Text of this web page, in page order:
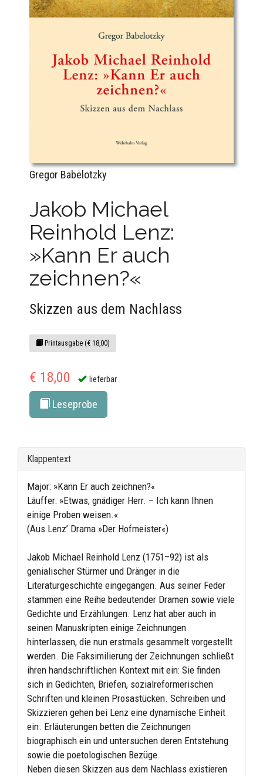
Gregor Babelotzky
Jakob Michael
Reinhold Lenz:
»Kann Er auch
zeichnen?«
Skizzen aus dem Nachlass
Printausgabe (€ 18,00)
€ 18,00 lieferbar
Leseprobe
Klappentext
Major: »Kann Er auch zeichnen?«
Läuffer: »Etwas, gnädiger Herr. – Ich kann Ihnen
einige Proben weisen.«
(Aus Lenz’ Drama »Der Hofmeister«)
Jakob Michael Reinhold Lenz (1751–92) ist als
genialischer Stürmer und Dränger in die
Literaturgeschichte eingegangen. Aus seiner Feder
stammen eine Reihe bedeutender Dramen sowie viele
Gedichte und Erzählungen. Lenz hat aber auch in
seinen Manuskripten einige Zeichnungen
hinterlassen, die nun erstmals gesammelt vorgestellt
werden. Die Faksimilierung der Zeichnungen schließt
ihren handschriftlichen Kontext mit ein: Sie finden
sich in Gedichten, Briefen, sozialreformerischen
Schriften und kleinen Prosastücken. Schreiben und
Skizzieren gehen bei Lenz eine dynamische Einheit
ein. Erläuterungen betten die Zeichnungen
biographisch ein und untersuchen deren Entstehung
sowie die poetologischen Bezüge.
Neben diesen Skizzen aus dem Nachlass existieren